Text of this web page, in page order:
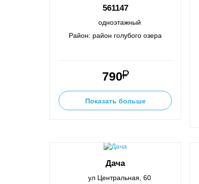
561147
одноэтажный
Район: район голубого озера
790
Показать больше
Дача
ул Центральная, 60